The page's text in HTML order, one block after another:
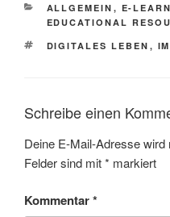
KATEGORIEN
ALLGEMEIN , E-
EDUCATIONAL
SCHLAGWÖRTER
DIGITALES LEBEN ,
Schreibe einen
Deine E-Mail-Adresse wird
Felder sind mit* markiert
Kommentar*